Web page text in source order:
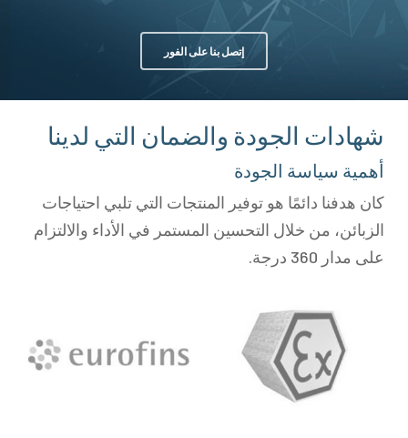
إتصل بنا على الفور
شهادات الجودة والضمان التي لدينا
أهمية سياسة الجودة
كان هدفنا دائمًا هو توفير المنتجات التي تلبي احتياجات
الزبائن، من خلال التحسين المستمر في الأداء والالتزام
على مدار 360 درجة.